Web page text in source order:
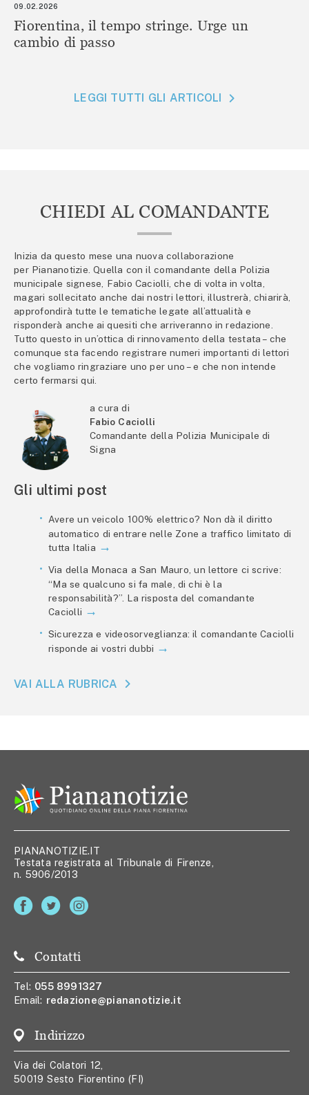
09.02.2026
Fiorentina, il tempo stringe. Urge un
cambio di passo
LEGGI TUTTI GLI ARTICOLI
CHIEDI AL COMANDANTE
Inizia da questo mese una nuova collaborazione
per Piananotizie. Quella con il comandante della Polizia
municipale signese, Fabio Caciolli, che di volta in volta,
magari sollecitato anche dai nostri lettori, illustrerà, chiarirà,
approfondirà tutte le tematiche legate all’attualità e
risponderà anche ai quesiti che arriveranno in redazione.
Tutto questo in un’ottica di rinnovamento della testata – che
comunque sta facendo registrare numeri importanti di lettori
che vogliamo ringraziare uno per uno – e che non intende
certo fermarsi qui.
a cura di
Fabio Caciolli
Comandante della Polizia Municipale di
Signa
Gli ultimi post
Avere un veicolo 100% elettrico? Non dà il diritto
automatico di entrare nelle Zone a traffico limitato di
tutta Italia
Via della Monaca a San Mauro, un lettore ci scrive:
“Ma se qualcuno si fa male, di chi è la
responsabilità?”. La risposta del comandante
Caciolli
Sicurezza e videosorveglianza: il comandante Caciolli
risponde ai vostri dubbi
VAI ALLA RUBRICA
PIANANOTIZIE.IT
Testata registrata al Tribunale di Firenze,
n. 5906/2013
Contatti
Tel: 055 8991327
Email: redazione@piananotizie.it
Indirizzo
Via dei Colatori 12,
50019 Sesto Fiorentino (FI)